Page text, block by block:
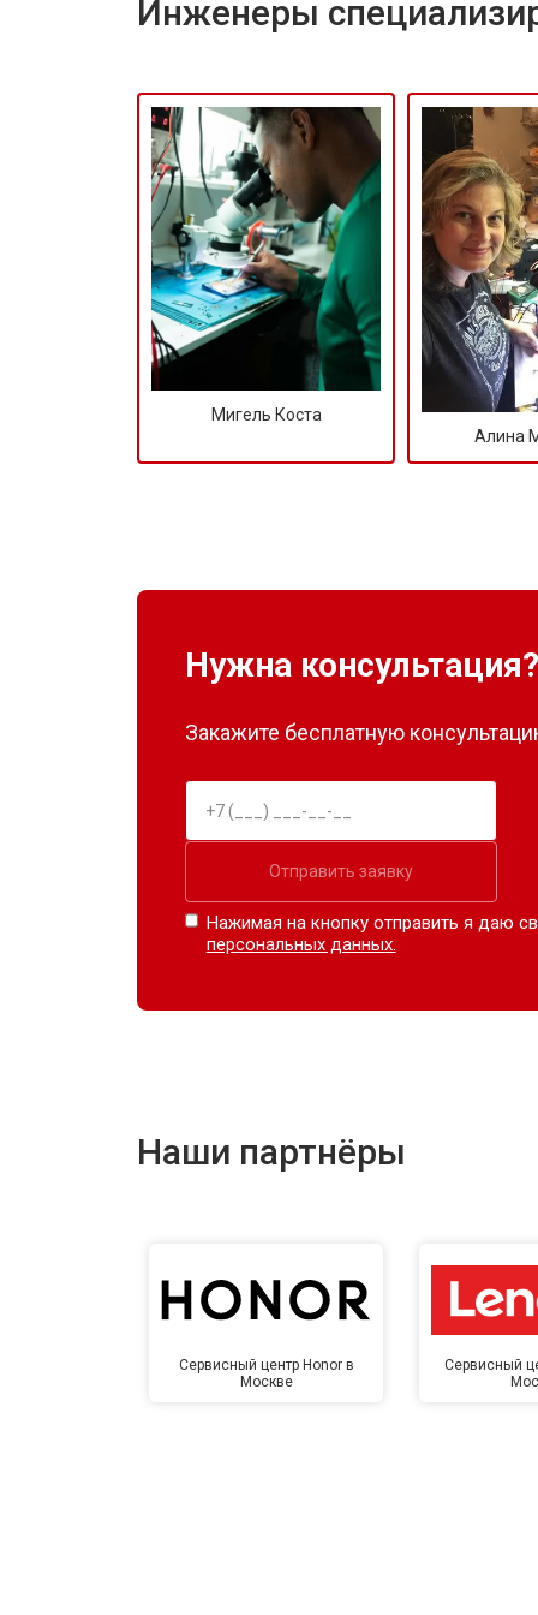
Инженеры
Мигель Коста
Алина
Нужна консультация?
Закажите бесплатную
Отправить заявку
Нажимая на кнопку отправить я даю
персональных данных.
Наши партнёры
Сервисный центр Honor в
Москве
Сервисный